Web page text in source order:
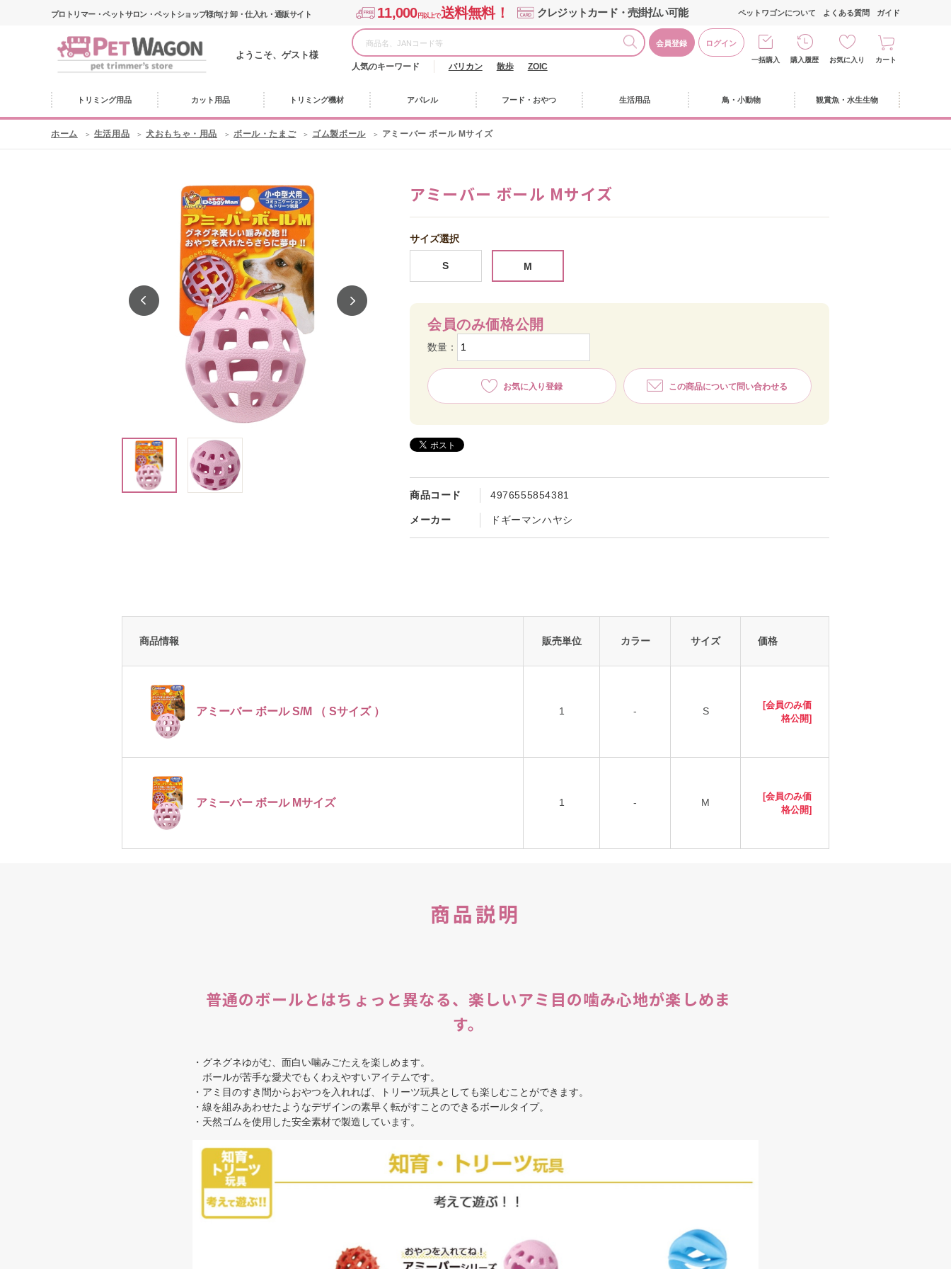
プロトリマー・ペットサロン・ペットショップ様向け 卸・仕入れ・通販サイト 11,000円以上で送料無料！ クレジットカード・売掛払い可能
ようこそ、ゲスト様
会員登録 ログイン
人気のキーワード バリカン 散歩 ZOIC
ペットワゴンについて よくある質問 ガイド
一括購入 購入履歴 お気に入り カート
トリミング用品 カット用品 トリミング機材 アパレル フード・おやつ 生活用品 鳥・小動物 観賞魚・水生生物
ホーム 生活用品 犬おもちゃ・用品 ボール・たまご ゴム製ボール アミーバー ボール Mサイズ
アミーバー ボール Mサイズ
商品コード 4976555854381
メーカー ドギーマンハヤシ
サイズ選択
S M
会員のみ価格公開
数量：
お気に入り登録 この商品について問い合わせる
商品情報 販売単位 カラー サイズ 価格
アミーバー ボール S/M （ Sサイズ ） 1 - S
[会員のみ価
格公開]
アミーバー ボール Mサイズ 1 - M
[会員のみ価
格公開]
商品説明
普通のボールとはちょっと異なる、楽しいアミ目の噛み心地が楽しめま
す。
・グネグネゆがむ、面白い噛みごたえを楽しめます。
ボールが苦手な愛犬でもくわえやすいアイテムです。
・アミ目のすき間からおやつを入れれば、トリーツ玩具としても楽しむことができます。
・線を組みあわせたようなデザインの素早く転がすことのできるボールタイプ。
・天然ゴムを使用した安全素材で製造しています。